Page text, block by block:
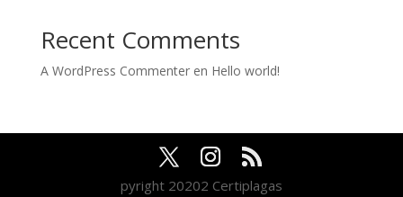
Recent Comments
A WordPress Commenteren Hello world!
pyright 20202 Certiplagas